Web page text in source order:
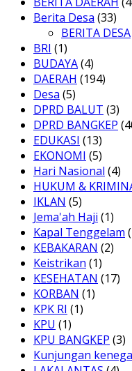
Berita Desa (33)
BERITA DESA
BRI (1)
BUDAYA(4)
DAERAH (194)
Desa (5)
DPRD BALUT (3)
DPRD BANGKEP
EDUKASI (13)
EKONOMI (5)
Hari Nasional (4)
HUKUM &
IKLAN (5)
Jema'ah Haji (1)
Kapal Tenggelam
KEBAKARAN (2)
Keistrikan (1)
KESEHATAN (17)
KORBAN (1)
KPK RI (1)
KPU (1)
KPU BANGKEP (3)
Kunjungan